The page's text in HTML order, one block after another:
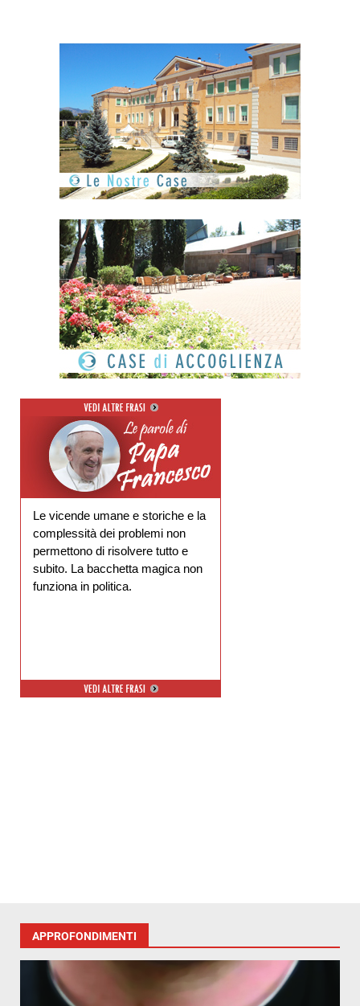
Le vicende umane e storiche e la
complessità dei problemi non
permettono di risolvere tutto e
subito. La bacchetta magica non
funziona in politica.
APPROFONDIMENTI